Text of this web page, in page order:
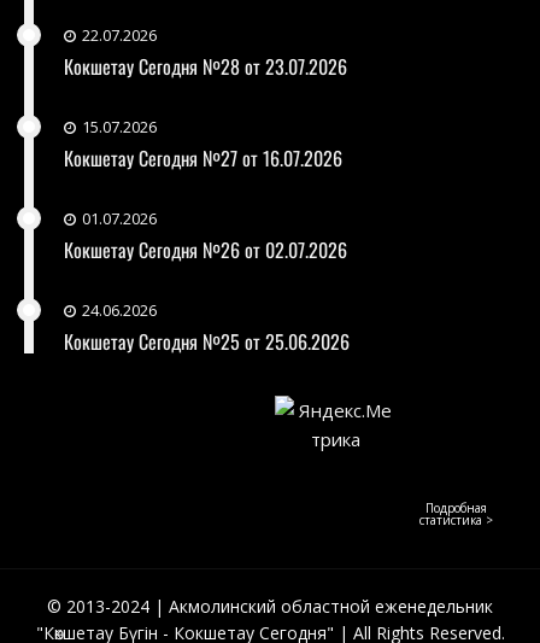
22.07.2026
Кокшетау Сегодня №28 от 23.07.2026
15.07.2026
Кокшетау Сегодня №27 от 16.07.2026
01.07.2026
Кокшетау Сегодня №26 от 02.07.2026
24.06.2026
Кокшетау Сегодня №25 от 25.06.2026
Подробная
статистика >
© 2013-2024 | Акмолинский областной еженедельник
"Көкшетау Бүгін - Кокшетау Сегодня" | All Rights Reserved.